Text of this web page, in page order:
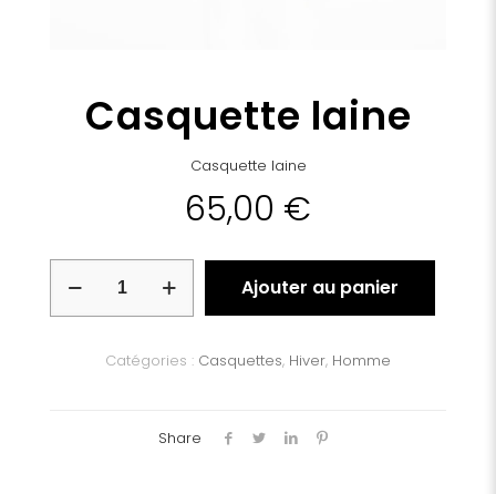
Casquette laine
Casquette laine
65,00 €
Casquette
Ajouter au panier
Catégories : Casquettes, Hiver, Homme
Share